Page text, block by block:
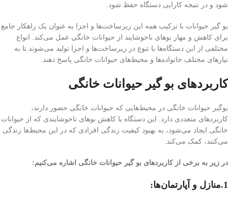
شود و در نتیجه کارایی دستگاه حفظ شود.
بو گیر حیوانات با ترکیب همه این زیرساخت‌ها و اجزا به عنوان یک راهکار جامع
برای کاهش و مهار بوهای ناخوشایند از حیوانات خانگی عمل می‌کند. انواع
مختلفی از این دستگاه‌ها با تنوع در زیرساخت‌ها و اجزا تولید می‌شوند تا به
نیازهای مختلف خانواده‌ها و محیط‌های حیوانات خانگی پاسخ دهند.
کاربردهای بو گیر حیوانات خانگی
بوگیر حیوانات خانگی در محیط‌هایی که حیوانات خانگی حضور دارند،
کاربردهای متعددی دارد. این دستگاه با کاهش بوهای ناخوشایندی که از حیوانات
خانگی ایجاد می‌شود، به بهبود کیفیت زندگی افرادی که در این محیط‌ها زندگی
می‌کنند، کمک می‌کند.
در زیر به برخی از کاربردهای بو گیر حیوانات خانگی اشاره می‌کنیم:
1.منازل و آپارتمان‌ها: